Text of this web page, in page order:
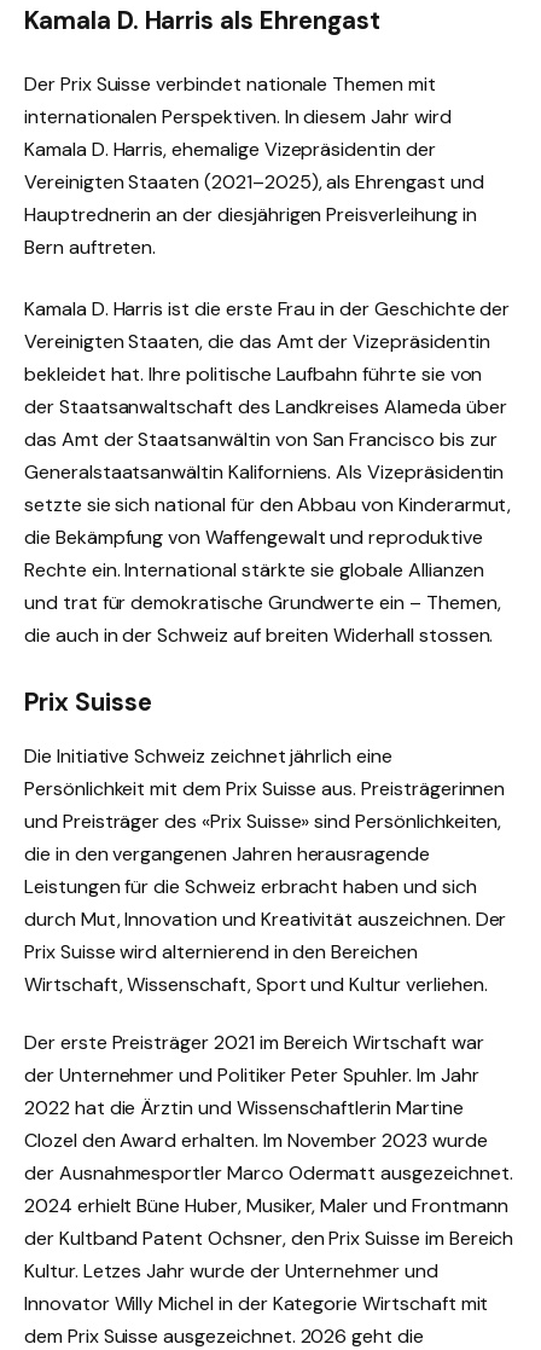
Kamala D. Harris als Ehrengast
Der Prix Suisse verbindet nationale Themen mit
internationalen Perspektiven. In diesem Jahr wird
Kamala D. Harris, ehemalige Vizepräsidentin der
Vereinigten Staaten (2021–2025), als Ehrengast und
Hauptrednerin an der diesjährigen Preisverleihung in
Bern auftreten.
Kamala D. Harris ist die erste Frau in der Geschichte der
Vereinigten Staaten, die das Amt der Vizepräsidentin
bekleidet hat. Ihre politische Laufbahn führte sie von
der Staatsanwaltschaft des Landkreises Alameda über
das Amt der Staatsanwältin von San Francisco bis zur
Generalstaatsanwältin Kaliforniens. Als Vizepräsidentin
setzte sie sich national für den Abbau von Kinderarmut,
die Bekämpfung von Waffengewalt und reproduktive
Rechte ein. International stärkte sie globale Allianzen
und trat für demokratische Grundwerte ein – Themen,
die auch in der Schweiz auf breiten Widerhall stossen.
Prix Suisse
Die Initiative Schweiz zeichnet jährlich eine
Persönlichkeit mit dem Prix Suisse aus. Preisträgerinnen
und Preisträger des «Prix Suisse» sind Persönlichkeiten,
die in den vergangenen Jahren herausragende
Leistungen für die Schweiz erbracht haben und sich
durch Mut, Innovation und Kreativität auszeichnen. Der
Prix Suisse wird alternierend in den Bereichen
Wirtschaft, Wissenschaft, Sport und Kultur verliehen.
Der erste Preisträger 2021 im Bereich Wirtschaft war
der Unternehmer und Politiker Peter Spuhler. Im Jahr
2022 hat die Ärztin und Wissenschaftlerin Martine
Clozel den Award erhalten. Im November 2023 wurde
der Ausnahmesportler Marco Odermatt ausgezeichnet.
2024 erhielt Büne Huber, Musiker, Maler und Frontmann
der Kultband Patent Ochsner, den Prix Suisse im Bereich
Kultur. Letzes Jahr wurde der Unternehmer und
Innovator Willy Michel in der Kategorie Wirtschaft mit
dem Prix Suisse ausgezeichnet. 2026 geht die